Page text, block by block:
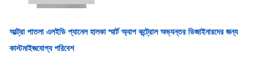
আল্ট্রা পাতলা এলইডি প্যানেল হালকা স্মার্ট অ্যাপ কন্ট্রোল অভ্যন্তর ডিজাইনারদের জন্য
কাস্টমাইজযোগ্য পরিবেশ